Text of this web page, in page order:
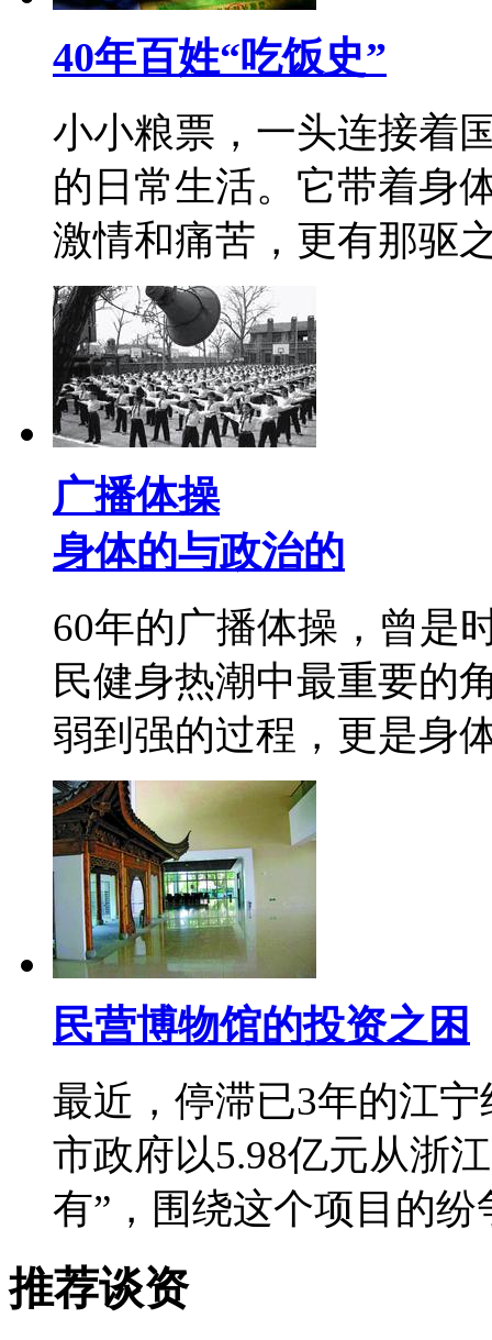
40年百姓“吃饭史”
小小粮票，一头连接着
的日常生活。它带着身
激情和痛苦，更有那
广播体操
身体的与政治的
60年的广播体操，曾是
民健身热潮中最重要的
弱到强的过程，更是
民营博物馆的投资之困
最近，停滞已3年的江
市政府以5.98亿元从浙
有”，围绕这个项目的
推荐谈资